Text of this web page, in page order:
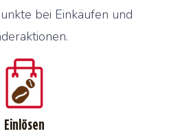
bei Einkäufen und
Einlösen